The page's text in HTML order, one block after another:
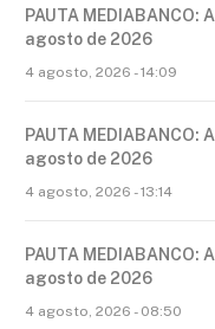
PAUTA MEDIABANCO:
agosto de 2026
4 agosto, 2026 - 14:09
PAUTA MEDIABANCO:
agosto de 2026
4 agosto, 2026 - 13:14
PAUTA MEDIABANCO:
agosto de 2026
4 agosto, 2026 - 08:50